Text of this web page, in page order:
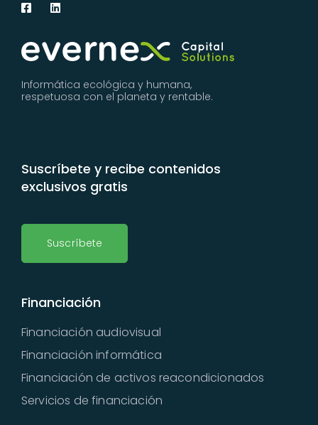
Informática ecológica y humana,
respetuosa con el planeta y rentable.
Suscríbete y recibe contenidos
exclusivos gratis
Suscríbete
Financiación
Financiación audiovisual
Financiación informática
Financiación de activos reacondicionados
Servicios de financiación